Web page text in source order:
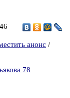
анонс /
78